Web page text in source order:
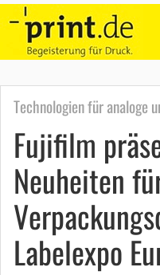
Technologien für analoge
Fujifilm
Neuheiten
Labelexpo